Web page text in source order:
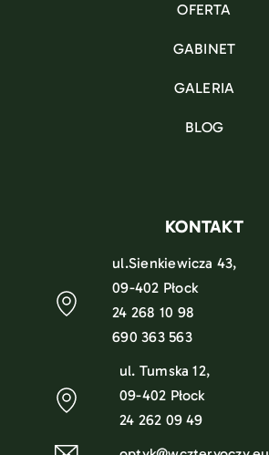
OFERTA
GABINET
GALERIA
BLOG
KONTAKT
ul.Sienkiewicza 43,
09-402 Płock
24 268 10 98
690 363 563
ul. Tumska 12,
09-402 Płock
24 262 09 49